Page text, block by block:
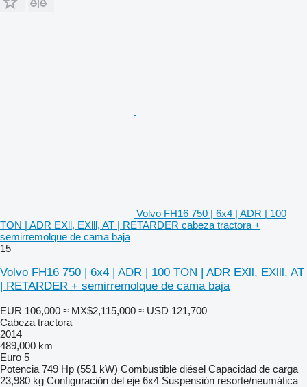
Volvo FH16 750 | 6x4 | ADR | 100
TON | ADR EXll, EXlll, AT | RETARDER cabeza tractora +
semirremolque de cama baja
15
Volvo FH16 750 | 6x4 | ADR | 100 TON | ADR EXll, EXlll, AT
| RETARDER + semirremolque de cama baja
EUR 106,000 ≈ MX$2,115,000 ≈ USD 121,700
Cabeza tractora
2014
489,000 km
Euro 5
Potencia 749 Hp (551 kW) Combustible diésel Capacidad de carga
23,980 kg Configuración del eje 6x4 Suspensión resorte/neumática